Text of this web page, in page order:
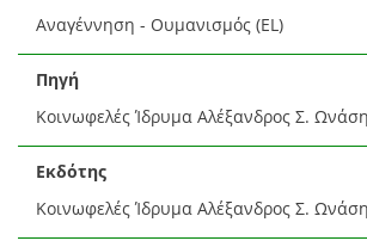
Αναγέννηση - Ουμανισμός (EL)
Πηγή
Κοινωφελές Ίδρυμα Αλέξανδρος Σ.
Εκδότης
Κοινωφελές Ίδρυμα Αλέξανδρος Σ.